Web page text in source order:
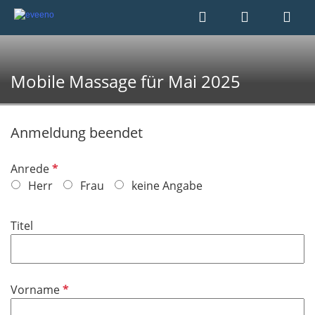
Mobile Massage für Mai 2025
Anmeldung beendet
AnredeP
f
c
f
e
Herr Frau keine Angabe
Titel
VornameP